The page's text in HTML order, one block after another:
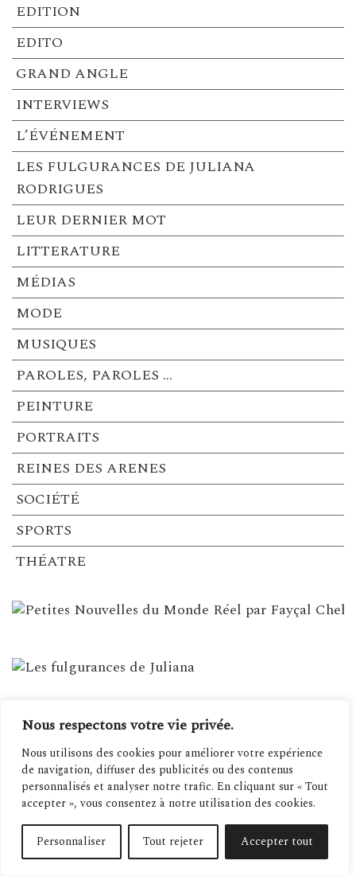
Nous respectons votre vie privée.
Nous utilisons des cookies pour améliorer votre expérience
de navigation, diffuser des publicités ou des contenus
personnalisés et analyser notre trafic. En cliquant sur « Tout
accepter », vous consentez à notre utilisation des cookies.
Personnaliser Tout rejeter Accepter tout
EDITION
EDITO
GRAND ANGLE
INTERVIEWS
L’ÉVÉNEMENT
LES FULGURANCES DE JULIANA
RODRIGUES
LEUR DERNIER MOT
LITTERATURE
MÉDIAS
MODE
MUSIQUES
PAROLES, PAROLES …
PEINTURE
PORTRAITS
REINES DES ARENES
SOCIÉTÉ
SPORTS
THÉATRE
LETTRE D’INFORMATION
Incrivez-vous maintenant :